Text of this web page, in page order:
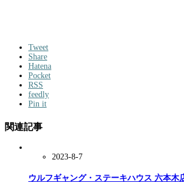
Tweet
Share
Hatena
Pocket
RSS
feedly
Pin it
関連記事
2023-8-7
ウルフギャング・ステーキハウス 六本